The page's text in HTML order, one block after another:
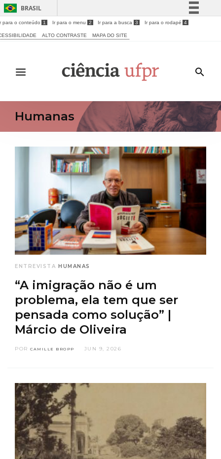
BRASIL
Simplifique!
Acesso à informação
Legislação
para o conteúdo 1 Ir para o menu 2 Ir para a busca 3 Ir para o rodapé 4
ALTO CONTRASTE MAPA DO SITE
Humanas
ENTREVISTA HUMANAS
“A imigração não é um
problema, ela tem que ser
pensada como solução” |
Márcio de Oliveira
POR CAMILLE BROPP JUN 9, 2026